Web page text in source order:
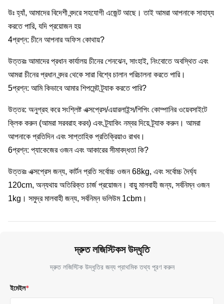
উঃ হ্যাঁ, আমাদের বিদেশী বন্দরে সহযোগী এজেন্ট আছে। তাই আমরা আপনাকে সাহায্য
করতে পারি, যদি প্রয়োজন হয়
4প্রশ্ন: চীনে আপনার অফিস কোথায়?
উত্তরঃ আমাদের প্রধান কার্যালয় চীনের শেনঝেন, সাংহাই, নিংবোতে অবস্থিত এবং
আমরা চীনের প্রধান বন্দর থেকে সারা বিশ্বে চালান পরিচালনা করতে পারি।
5প্রশ্ন: আমি কিভাবে আমার শিপমেন্ট ট্র্যাক করতে পারি?
উত্তর: অনুগ্রহ করে সংশ্লিষ্ট এক্সপ্রেস/এয়ারলাইন্স/শিপিং কোম্পানির ওয়েবসাইটে
ক্লিক করুন (আমরা সরবরাহ করব) এবং ট্র্যাকিং নম্বর দিয়ে ট্র্যাক করুন। আমরা
আপনাকে প্রতিদিন এবং সাপ্তাহিক প্রতিক্রিয়াও রাখব।
6প্রশ্ন: প্যাকেজের ওজন এবং আকারের সীমাবদ্ধতা কি?
উত্তরঃ এক্সপ্রেস জন্য, কার্টন প্রতি সর্বোচ্চ ওজন 68kg, এবং সর্বোচ্চ দৈর্ঘ্য
120cm, অন্যথায় অতিরিক্ত চার্জ প্রয়োজন। বায়ু মালবাহী জন্য, সর্বনিম্ন ওজন
1kg। সমুদ্র মালবাহী জন্য, সর্বনিম্ন ভলিউম 1cbm।
দ্রুত লজিস্টিকস উদ্ধৃতি
দ্রুত লজিস্টিক উদ্ধৃতির জন্য প্রাথমিক তথ্য পূরণ করুন
ইমেইল*